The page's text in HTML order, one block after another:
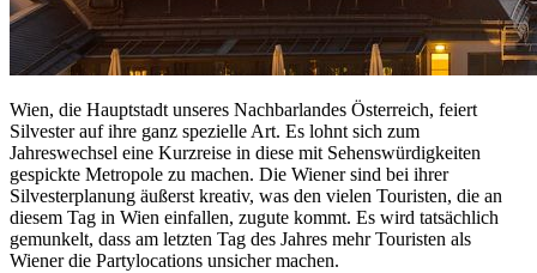
Wien, die Hauptstadt unseres Nachbarlandes Österreich, feiert
Silvester auf ihre ganz spezielle Art. Es lohnt sich zum
Jahreswechsel eine Kurzreise in diese mit Sehenswürdigkeiten
gespickte Metropole zu machen. Die Wiener sind bei ihrer
Silvesterplanung äußerst kreativ, was den vielen Touristen, die an
diesem Tag in Wien einfallen, zugute kommt. Es wird tatsächlich
gemunkelt, dass am letzten Tag des Jahres mehr Touristen als
Wiener die Partylocations unsicher machen.